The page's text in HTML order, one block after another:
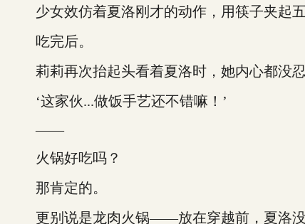
少女效仿着夏洛刚才的动作，用筷子夹起五
吃完后。
莉莉再次抬起头看着夏洛时，她内心都没忍
‘这家伙...做饭手艺还不错嘛！’
——
火锅好吃吗？
那肯定的。
更别说是龙肉火锅——放在穿越前，夏洛没